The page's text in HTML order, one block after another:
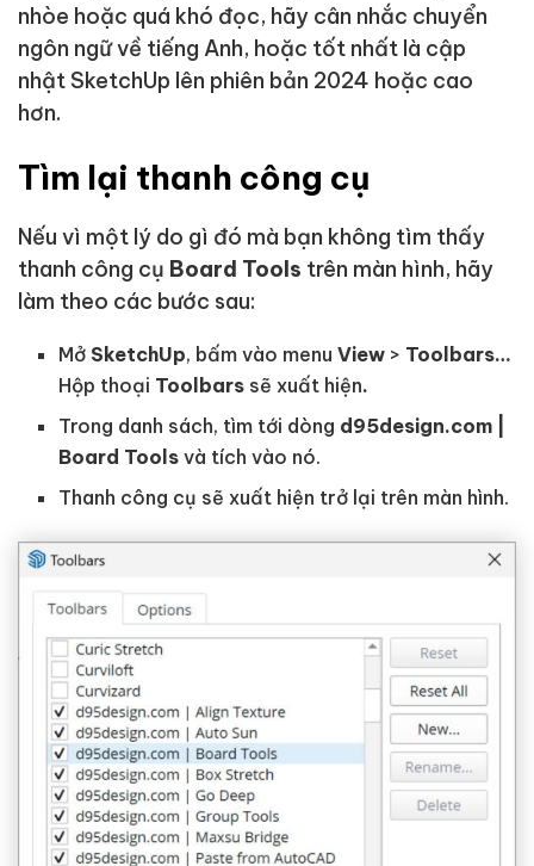
nhòe hoặc quá khó đọc, hãy cân nhắc chuyển
ngôn ngữ về tiếng Anh, hoặc tốt nhất là cập
nhật SketchUp lên phiên bản 2024 hoặc cao
hơn.
Tìm lại thanh công cụ
Nếu vì một lý do gì đó mà bạn không tìm thấy
thanh công cụ Board Tools trên màn hình, hãy
làm theo các bước sau:
Mở SketchUp, bấm vào menuView > Toolbars…
Hộp thoại Toolbars sẽ xuất hiện.
Trong danh sách, tìm tới dòng d95design.com |
Board Tools và tích vào nó.
Thanh công cụ sẽ xuất hiện trở lại trên màn hình.